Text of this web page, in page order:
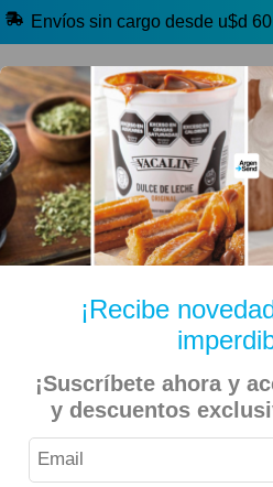
¡Recibe
¡Suscríbete ahora y
y descuentos
Envíos sin cargo desde u$d
🔥 Alfajores y Golosinas
🧉 Clásicos argentinos 🏷️
Inicio Productos de Limpieza
CIF – Limpiador Desinfectante
513gr